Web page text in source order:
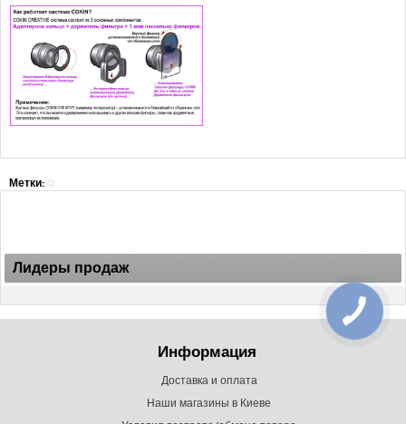
Метки:
Лидеры продаж
Информация
Доставка и оплата
Наши магазины в Киеве